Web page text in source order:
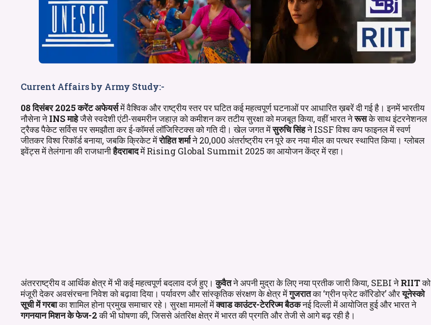
Current Affairs by Army Study:-
08 दिसंबर 2025करेंट अफेयर्समें वैश्विक और राष्ट्रीय स्तर पर घटित कई महत्वपूर्ण घटनाओं पर आधारित ख़बरें दी गई है। इनमें भारतीय
नौसेना नेINS माहेजैसे स्वदेशी एंटी-सबमरीन जहाज़ को कमीशन कर तटीय सुरक्षा को मजबूत किया, वहीं भारत नेरूसके साथ इंटरनेशनल
ट्रैक्ड पैकेट सर्विस पर समझौता कर ई-कॉमर्स लॉजिस्टिक्स को गति दी। खेल जगत मेंसुरुचि सिंहने ISSF विश्व कप फाइनल में स्वर्ण
जीतकर विश्व रिकॉर्ड बनाया, जबकि क्रिकेट मेंरोहित शर्माने 20,000 अंतर्राष्ट्रीय रन पूरे कर नया मील का पत्थर स्थापित किया। ग्लोबल
इवेंट्स में तेलंगाना की राजधानीहैदराबादमें Rising Global Summit 2025 का आयोजन केंद्र में रहा।
अंतरराष्ट्रीय व आर्थिक क्षेत्र में भी कई महत्वपूर्ण बदलाव दर्ज हुए।कुवैतने अपनी मुद्रा के लिए नया प्रतीक जारी किया, SEBI नेRIITको
मंजूरी देकर अवसंरचना निवेश को बढ़ावा दिया। पर्यावरण और सांस्कृतिक संरक्षण के क्षेत्र मेंगुजरातका ‘ग्रीन फ्रेट कॉरिडोर’ औरयूनेस्को
सूची में गरबाका शामिल होना प्रमुख समाचार रहे। सुरक्षा मामलों मेंक्वाड काउंटर-टेररिज्म बैठकनई दिल्ली में आयोजित हुई और भारत ने
गगनयान मिशन के फेज-2की भी घोषणा की, जिससे अंतरिक्ष क्षेत्र में भारत की प्रगति और तेजी से आगे बढ़ रही है।